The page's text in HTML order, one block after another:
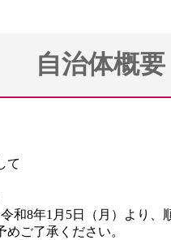
て
8年1月5日（月）より、
ご了承ください。
自治体概要